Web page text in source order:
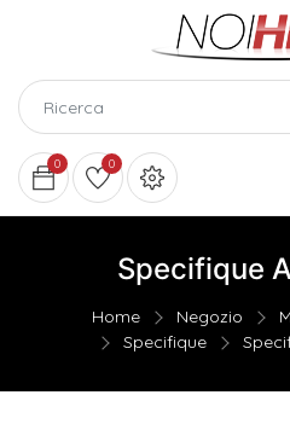
0 0
Specifique
Home Negozio
Specifique